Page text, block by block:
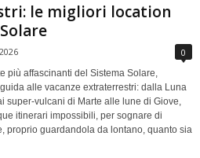
le migliori location
0
più affascinanti del Sistema Solare,
alle vacanze extraterrestri: dalla Luna
super-vulcani di Marte alle lune di Giove,
itinerari impossibili, per sognare di
proprio guardandola da lontano, quanto sia